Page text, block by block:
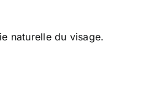
naturelle du visage.